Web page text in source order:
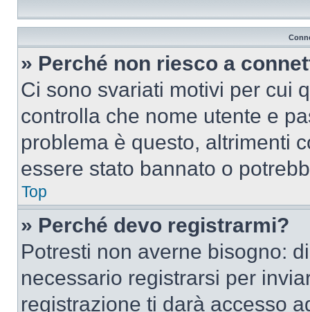
» Perché non riesco a
Ci sono svariati motivi per cui
controlla che nome utente e
problema è questo, altrimenti
essere stato bannato o
Top
» Perché devo registrarmi?
Potresti non averne bisogno:
necessario registrarsi per
registrazione ti darà accesso